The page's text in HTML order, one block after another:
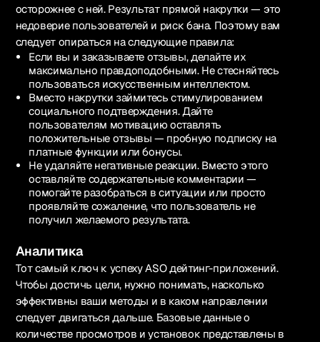
осторожнее с ней. Результат прямой накрутки — это
недоверие пользователей и риск бана. Поэтому вам
следует опираться на следующие правила:
Если вы и заказываете отзывы, делайте их
максимально правдоподобными. Не стесняйтесь
пользоваться искусственным интеллектом.
Вместо накрутки займитесь стимулированием
социального подтверждения. Дайте
пользователям мотивацию оставлять
положительные отзывы — пробную подписку на
платные функции или бонусы.
Не удаляйте негативные реакции. Вместо этого
оставляйте содержательные комментарии —
помогайте разобраться в ситуации или просто
проявляйте сожаление, что пользователь не
получил желаемого результата.
Аналитика
Тот самый ключ к успеху ASO дейтинг-приложений.
Чтобы достичь цели, нужно понимать, насколько
эффективны ваши методы и в каком направлении
следует двигаться дальше. Базовые данные о
количестве просмотров и установок представлены в